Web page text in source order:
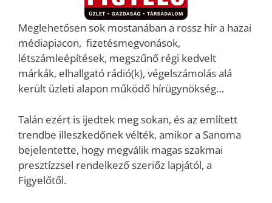
Meglehetősen sok mostanában a rossz hír a hazai
médiapiacon, fizetésmegvonások,
létszámleépítések, megszűnő régi kedvelt
márkák, elhallgató rádió(k), végelszámolás alá
került üzleti alapon működő hírügynökség…
Talán ezért is ijedtek meg sokan, és az említett
trendbe illeszkedőnek vélték, amikor a Sanoma
bejelentette, hogy megválik magas szakmai
presztízzsel rendelkező szeriőz lapjától, a
Figyelőtől.